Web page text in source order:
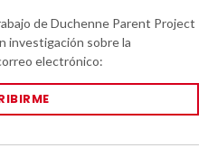
de Duchenne Parent Project
investigación sobre la
electrónico: